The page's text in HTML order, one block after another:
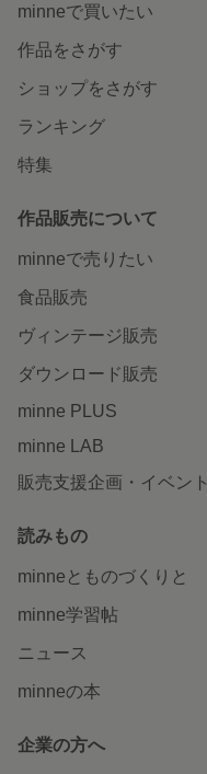
minneで買いたい
作品をさがす
ショップをさがす
ランキング
特集
作品販売について
minneで売りたい
食品販売
ヴィンテージ販売
ダウンロード販売
minne PLUS
minne LAB
販売支援企画・イベント
読みもの
minneとものづくりと
minne学習帖
ニュース
minneの本
企業の方へ